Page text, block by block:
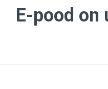
E-pood on